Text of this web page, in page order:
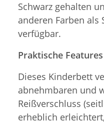
Schwarz gehalten
anderen Farben als
verfügbar.
Praktische Features
Dieses Kinderbett
abnehmbaren und
Reißverschluss
erheblich